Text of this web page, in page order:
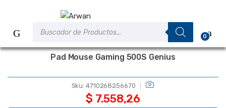
contenido
0
Pad Mouse Gaming 500S Genius
Sku:4710268256670
$ 7.558,26